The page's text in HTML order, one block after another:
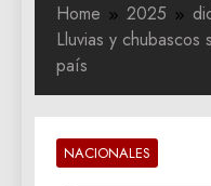
Home 2025
Lluvias y
país
NACIONALES